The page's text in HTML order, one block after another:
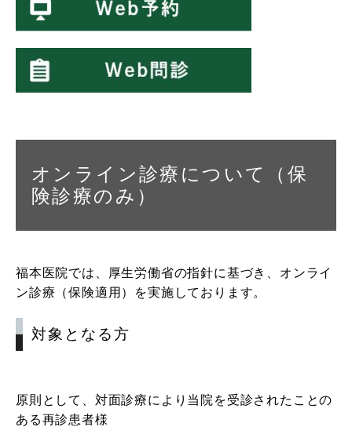
オンライン診療について（保
険診療のみ）
福本医院では、厚生労働省の指針に基づき、オンライ
ン診療（保険適用）を実施しております。
対象となる方
原則として、対面診療により当院を受診されたことの
ある再診患者様